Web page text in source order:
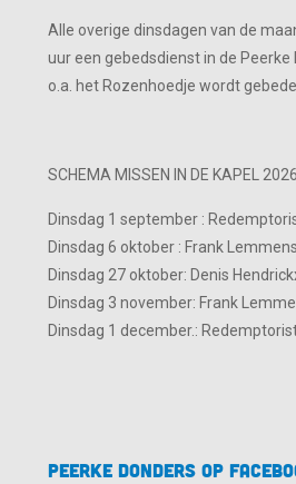
Alle overige dinsdagen van de
uur een gebedsdienst in de Peerke
o.a. het Rozenhoedje wordt
SCHEMA MISSEN IN DE KAPEL
Dinsdag 1 september :
Dinsdag 6 oktober : Frank Lemmens
Dinsdag 27 oktober: Denis
Dinsdag 3 november: Frank
Dinsdag 1 december.:
Peerke Donders op